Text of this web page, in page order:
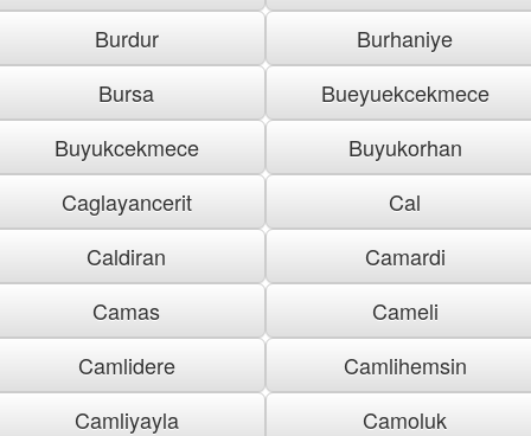
Burdur
Burhaniye
Bursa
Bueyuekcekmece
Buyukcekmece
Buyukorhan
Caglayancerit
Cal
Caldiran
Camardi
Camas
Cameli
Camlidere
Camlihemsin
Camliyayla
Camoluk